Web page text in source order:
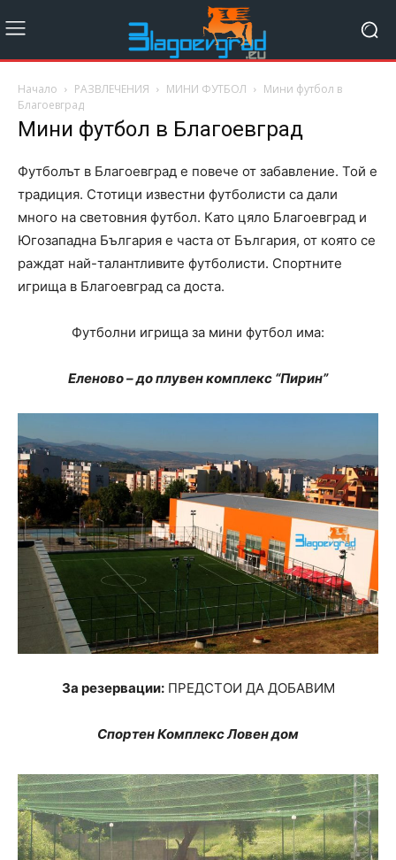
Начало РАЗВЛЕЧЕНИЯ МИНИ ФУТБОЛ
Мини футбол в
Благоевград
Мини футбол в Благоевград
Футболът в Благоевград е повече от забавление. Той е
традиция. Стотици известни футболисти са дали
много на световния футбол. Като цяло Благоевград и
Югозападна България е часта от България, от която се
раждат най-талантливите футболисти. Спортните
игрища в Благоевград са доста.
Футболни игрища за мини футбол има:
Еленово – до плувен комплекс “Пирин”
За резервации:ПРЕДСТОИ ДА ДОБАВИМ
Спортен Комплекс Ловен дом